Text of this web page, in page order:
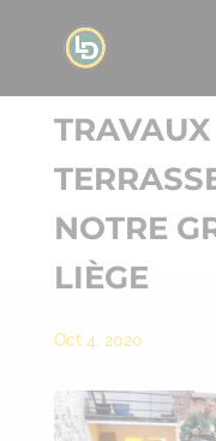
NOTRE
LIÈGE
Oct 4, 2020